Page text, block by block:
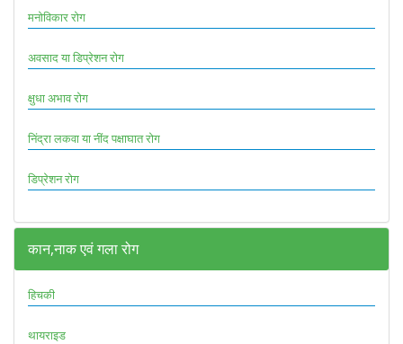
मनोविकार रोग
अवसाद या डिप्रेशन रोग
क्षुधा अभाव रोग
निंद्रा लकवा या नींद पक्षाघात रोग
डिप्रेशन रोग
कान,नाक एवं गला रोग
हिचकी
थायराइड